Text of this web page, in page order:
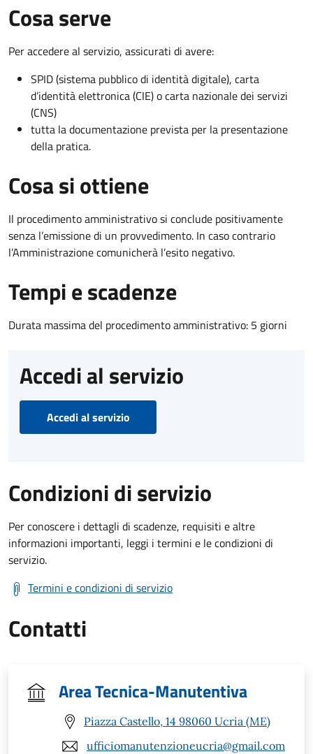
Cosa serve
Per accedere al servizio, assicurati di avere:
SPID (sistema pubblico di identità digitale), carta
d’identità elettronica (CIE) o carta nazionale dei servizi
(CNS)
tutta la documentazione prevista per la presentazione
della pratica.
Cosa si ottiene
Il procedimento amministrativo si conclude positivamente
senza l’emissione di un provvedimento. In caso contrario
l’Amministrazione comunicherà l’esito negativo.
Tempi e scadenze
Durata massima del procedimento amministrativo: 5 giorni
Accedi al servizio
Accedi al servizio
Condizioni di servizio
Per conoscere i dettagli di scadenze, requisiti e altre
informazioni importanti, leggi i termini e le condizioni di
servizio.
Termini e condizioni di servizio
Contatti
Area Tecnica-Manutentiva
Piazza Castello, 14 98060 Ucria (ME)
ufficiomanutenzioneucria@gmail.com